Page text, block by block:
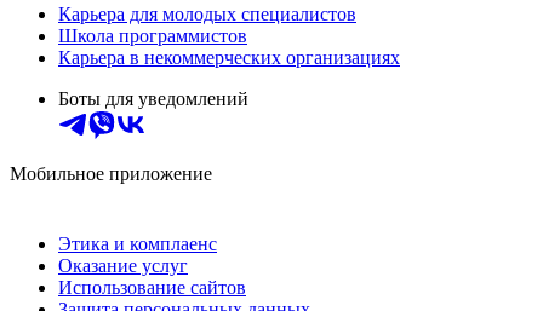
Карьера для молодых специалистов
Школа программистов
Карьера в некоммерческих организациях
Боты для уведомлений
Мобильное приложение
Этика и комплаенс
Оказание услуг
Использование сайтов